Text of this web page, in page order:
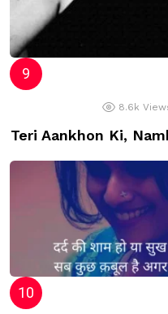
8.6k
Teri Aankhon Ki,